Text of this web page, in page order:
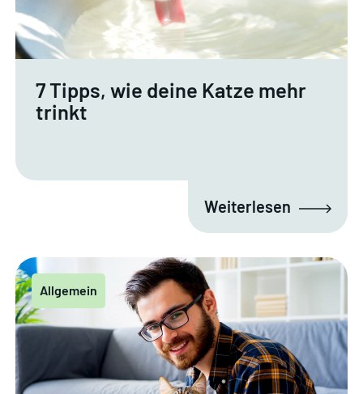
7 Tipps, wie deine Katze mehr
trinkt
Weiterlesen
Allgemein